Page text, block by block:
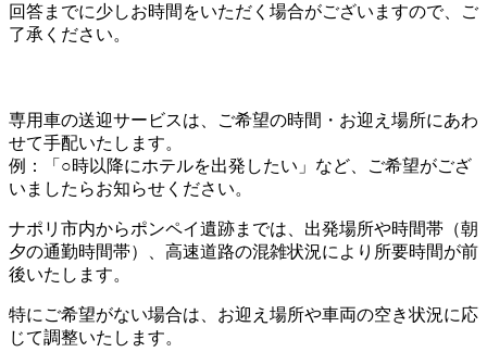
回答までに少しお時間をいただく場合がございますので、ご
了承ください。
専用車の送迎サービスは、ご希望の時間・お迎え場所にあわ
せて手配いたします。
例：「○時以降にホテルを出発したい」など、ご希望がござ
いましたらお知らせください。
ナポリ市内からポンペイ遺跡までは、出発場所や時間帯（朝
夕の通勤時間帯）、高速道路の混雑状況により所要時間が前
後いたします。
特にご希望がない場合は、お迎え場所や車両の空き状況に応
じて調整いたします。